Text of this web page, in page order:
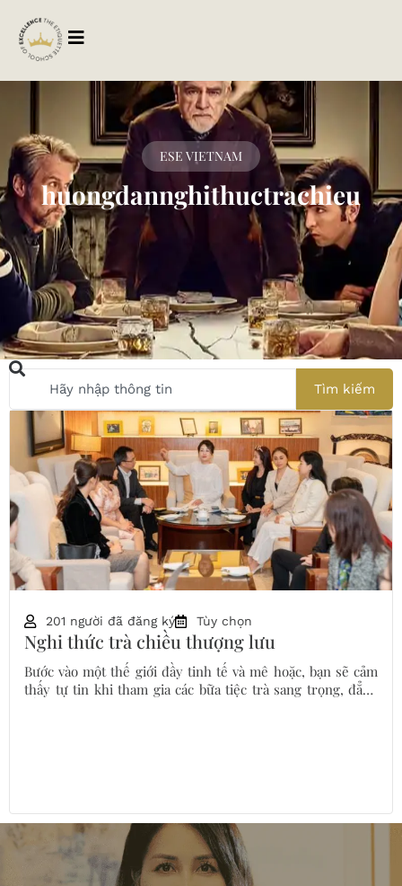
ESE VIETNAM
huongdannghithuctrachieu
Tìm kiếm
201 người đã đăng ký Tùy chọn
Nghi thức trà chiều thượng lưu
Bước vào một thế giới đầy tinh tế và mê hoặc, bạn sẽ cảm
thấy tự tin khi tham gia các bữa tiệc trà sang trọng, đẳng